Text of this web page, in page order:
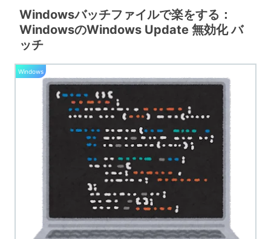
Windowsバッチファイルで楽をする：
WindowsのWindows Update 無効化 バ
ッチ
Windows